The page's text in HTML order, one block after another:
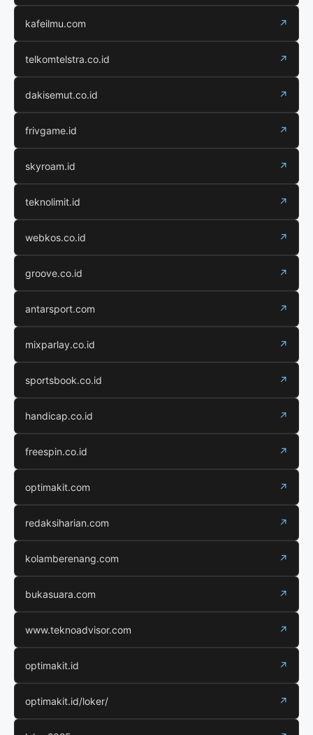
kafeilmu.com ↗
telkomtelstra.co.id ↗
dakisemut.co.id ↗
frivgame.id ↗
skyroam.id ↗
teknolimit.id ↗
webkos.co.id ↗
groove.co.id ↗
antarsport.com ↗
mixparlay.co.id ↗
sportsbook.co.id ↗
handicap.co.id ↗
freespin.co.id ↗
optimakit.com ↗
redaksiharian.com ↗
kolamberenang.com ↗
bukasuara.com ↗
www.teknoadvisor.com ↗
optimakit.id ↗
optimakit.id/loker/ ↗